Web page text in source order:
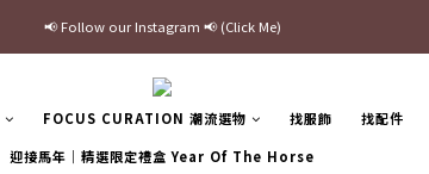
最新三方聯名倒鉤，火熱預購接單中🔥
加入官網會員即贈$100購物金
最新三方聯名倒鉤，火熱預購接單中🔥
FOCUS CURATION 潮流選物 找服飾
找配件
迎接馬年｜精選限定禮盒 Year Of The Horse